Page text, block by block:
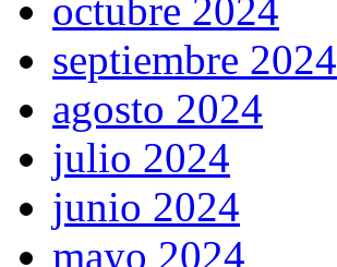
octubre 2024
septiembre 2024
agosto 2024
julio 2024
junio 2024
mayo 2024